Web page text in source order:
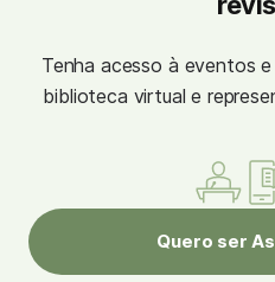
Tenha acesso à eventos
biblioteca virtual e
Quero ser